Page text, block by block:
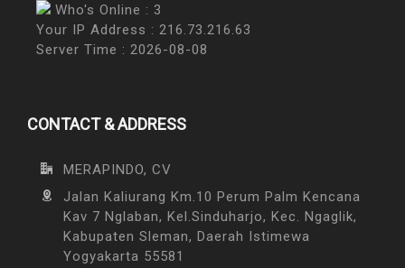
Who's Online : 3
Your IP Address : 216.73.216.63
Server Time : 2026-08-08
CONTACT & ADDRESS
MERAPINDO, CV
Jalan Kaliurang Km.10 Perum Palm Kencana
Kav 7 Nglaban, Kel.Sinduharjo, Kec. Ngaglik,
Kabupaten Sleman, Daerah Istimewa
Yogyakarta 55581